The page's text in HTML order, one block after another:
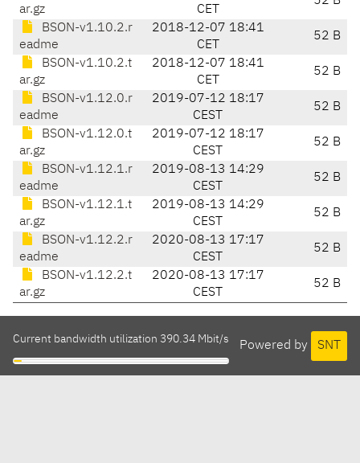
ar.gz
CET
BSON-v1.10.2.r
eadme
2018-12-07 18:41
CET
52 B
BSON-v1.10.2.t
ar.gz
2018-12-07 18:41
CET
52 B
BSON-v1.12.0.r
eadme
2019-07-12 18:17
CEST
52 B
BSON-v1.12.0.t
ar.gz
2019-07-12 18:17
CEST
52 B
BSON-v1.12.1.r
eadme
2019-08-13 14:29
CEST
52 B
BSON-v1.12.1.t
ar.gz
2019-08-13 14:29
CEST
52 B
BSON-v1.12.2.r
eadme
2020-08-13 17:17
CEST
52 B
BSON-v1.12.2.t
ar.gz
2020-08-13 17:17
CEST
52 B
Powered by SNT
Current bandwidth utilization 390.34 Mbit/s